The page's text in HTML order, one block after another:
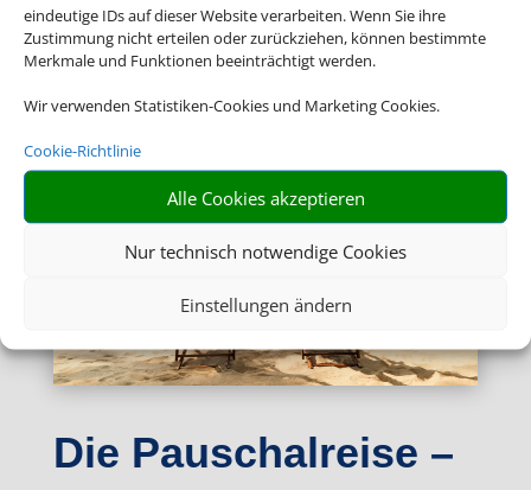
eindeutige IDs auf dieser Website verarbeiten. Wenn Sie ihre
Zustimmung nicht erteilen oder zurückziehen, können bestimmte
Merkmale und Funktionen beeinträchtigt werden.
Wir verwenden Statistiken-Cookies und Marketing Cookies.
Cookie-Richtlinie
Alle Cookies akzeptieren
Nur technisch notwendige Cookies
Einstellungen ändern
Die Pauschalreise –